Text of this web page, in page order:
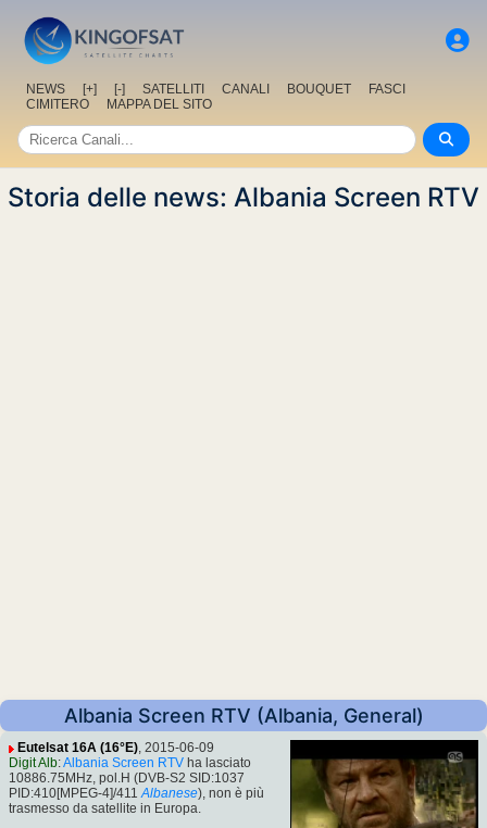
NEWS [+] [-] SATELLITI CANALI BOUQUET
FASCI
CIMITERO
MAPPA DEL SITO
Storia delle news: Albania Screen RTV
Albania Screen RTV (Albania, General)
Eutelsat 16A (16°E), 2015-06-09
Digit Alb:Albania Screen RTV ha lasciato
10886.75MHz, pol.H (DVB-S2 SID:1037
PID:410[MPEG-4]/411 Albanese), non è più
trasmesso da satellite in Europa.